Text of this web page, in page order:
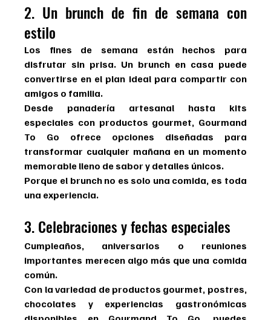
2. Un brunch de fin de semana con
estilo
Los fines de semana están hechos para
disfrutar sin prisa. Un brunch en casa puede
convertirse en el plan ideal para compartir con
amigos o familia.
Desde panadería artesanal hasta kits
especiales con productos gourmet, Gourmand
To Go ofrece opciones diseñadas para
transformar cualquier mañana en un momento
memorable lleno de sabor y detalles únicos.
Porque el brunch no es solo una comida, es toda
una experiencia.
3. Celebraciones y fechas especiales
Cumpleaños, aniversarios o reuniones
importantes merecen algo más que una comida
común.
Con la variedad de productos gourmet, postres,
chocolates y experiencias gastronómicas